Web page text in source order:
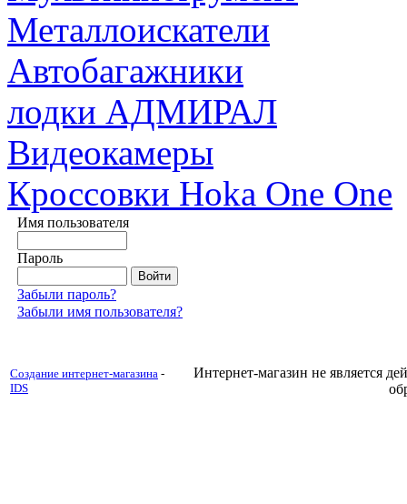
Металлоискатели
Автобагажники
лодки АДМИРАЛ
Видеокамеры
Кроссовки Hoka One One
Имя пользователя
Пароль
Забыли пароль?
Забыли имя пользователя?
Создание интернет-магазина -
IDS
Интернет-магазин не является